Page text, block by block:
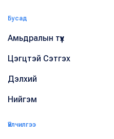
Бусад
Амьдралын түүх
Цэгцтэй Сэтгэх
Дэлхий
Нийгэм
Үйлчилгээ